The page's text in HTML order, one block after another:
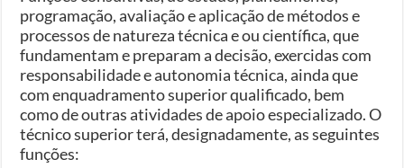
programação, avaliação e aplicação de métodos e
processos de natureza técnica e ou científica, que
fundamentam e preparam a decisão, exercidas com
responsabilidade e autonomia técnica, ainda que
com enquadramento superior qualificado, bem
como de outras atividades de apoio especializado. O
técnico superior terá, designadamente, as seguintes
funções: